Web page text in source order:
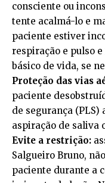
consciente ou
tente acalmá-lo e
paciente estiver
respiração e pulso
básico de vida, se
Proteção das vias
paciente
de segurança (PLS)
aspiração de saliva
Evite a restrição:
Salgueiro Bruno,
paciente durante a